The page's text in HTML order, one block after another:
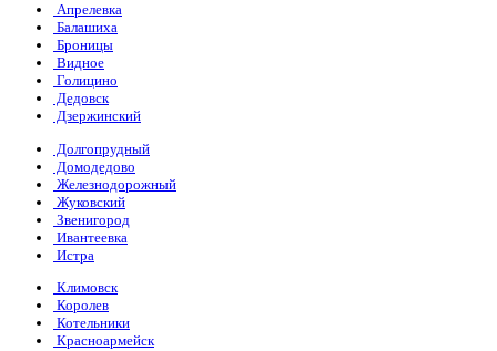
Апрелевка
Балашиха
Броницы
Видное
Голицино
Дедовск
Дзержинский
Долгопрудный
Домодедово
Железнодорожный
Жуковский
Звенигород
Ивантеевка
Истра
Климовск
Королев
Котельники
Красноармейск